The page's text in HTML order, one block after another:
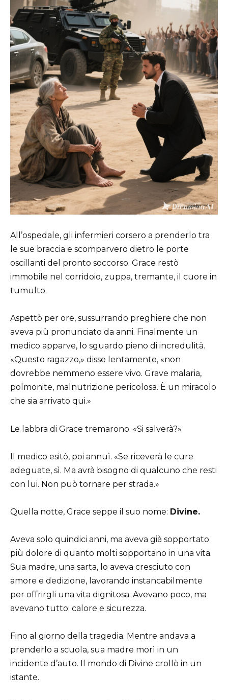
All’ospedale, gli infermieri corsero a prenderlo tra
le sue braccia e scomparvero dietro le porte
oscillanti del pronto soccorso. Grace restò
immobile nel corridoio, zuppa, tremante, il cuore in
tumulto.
Aspettò per ore, sussurrando preghiere che non
aveva più pronunciato da anni. Finalmente un
medico apparve, lo sguardo pieno di incredulità.
«Questo ragazzo,» disse lentamente, «non
dovrebbe nemmeno essere vivo. Grave malaria,
polmonite, malnutrizione pericolosa. È un miracolo
che sia arrivato qui.»
Le labbra di Grace tremarono. «Si salverà?»
Il medico esitò, poi annuì. «Se riceverà le cure
adeguate, sì. Ma avrà bisogno di qualcuno che resti
con lui. Non può tornare per strada.»
Quella notte, Grace seppe il suo nome: Divine.
Aveva solo quindici anni, ma aveva già sopportato
più dolore di quanto molti sopportano in una vita.
Sua madre, una sarta, lo aveva cresciuto con
amore e dedizione, lavorando instancabilmente
per offrirgli una vita dignitosa. Avevano poco, ma
avevano tutto: calore e sicurezza.
Fino al giorno della tragedia. Mentre andava a
prenderlo a scuola, sua madre morì in un
incidente d’auto. Il mondo di Divine crollò in un
istante.